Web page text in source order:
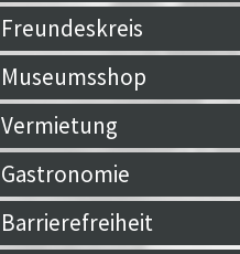
Freundeskreis
Museumsshop
Vermietung
Gastronomie
Barrierefreiheit